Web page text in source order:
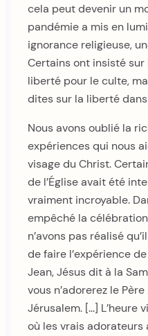
cela peut devenir un
pandémie a mis en
ignorance religieuse,
Certains ont insisté
liberté pour le culte,
dites sur la liberté
Nous avons oublié la
expériences qui nous
visage du Christ.
de l’Église avait été
vraiment incroyable.
empêché la
n’avons pas réalisé
de faire l’expérience
Jean, Jésus dit à la
vous n’adorerez le
Jérusalem. […] L’heure
où les vrais